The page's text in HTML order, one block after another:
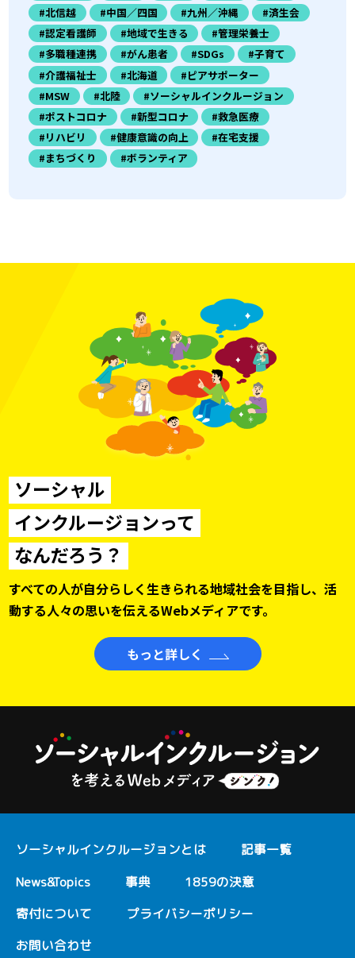
#北信越
#中国／四国 #九州／沖縄
#済生会
#認定看護師
#地域で生きる
#管理栄養士
#多職種連携
#がん患者 #SDGs
#子育て
#介護福祉士
#北海道
#ピアサポーター
#MSW
#北陸
#ソーシャルインクルージョン
#ポストコロナ
#新型コロナ
#救急医療
#リハビリ
#健康意識の向上
#在宅支援
#まちづくり
#ボランティア
ソーシャル
インクルージョンって
なんだろう？
すべての人が自分らしく生きられる地域社会を目指し、活
動する人々の思いを伝えるWebメディアです。
もっと詳しく
ソーシャルインクルージョンとは
記事一覧
News&Topics
事典
1859の決意
寄付について
プライバシーポリシー
お問い合わせ